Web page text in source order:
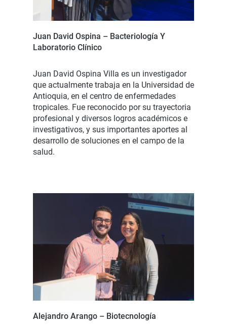
Juan David Ospina – Bacteriología Y
Laboratorio Clínico
Juan David Ospina Villa es un investigador
que actualmente trabaja en la Universidad de
Antioquia, en el centro de enfermedades
tropicales. Fue reconocido por su trayectoria
profesional y diversos logros académicos e
investigativos, y sus importantes aportes al
desarrollo de soluciones en el campo de la
salud.
Alejandro Arango – Biotecnología